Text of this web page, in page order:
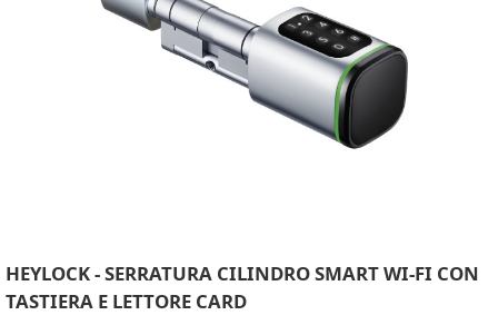
HEYLOCK - SERRATURA CILINDRO SMART WI-FI CON
TASTIERA E LETTORE CARD